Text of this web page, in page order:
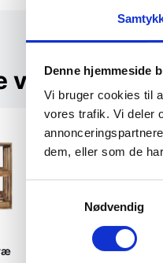
Denne hjemmeside
Vi bruger cookies til
vores trafik. Vi deler
dem, eller som de
Nødvendig
varer
Half MIA